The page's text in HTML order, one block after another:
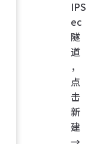
IPS
ec
隧
道
，
点
击
新
建